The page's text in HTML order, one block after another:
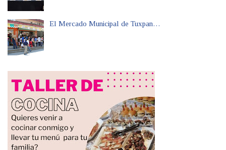
El Mercado Municipal de Tuxpan…